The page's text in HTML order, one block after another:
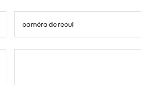
caméra de recul